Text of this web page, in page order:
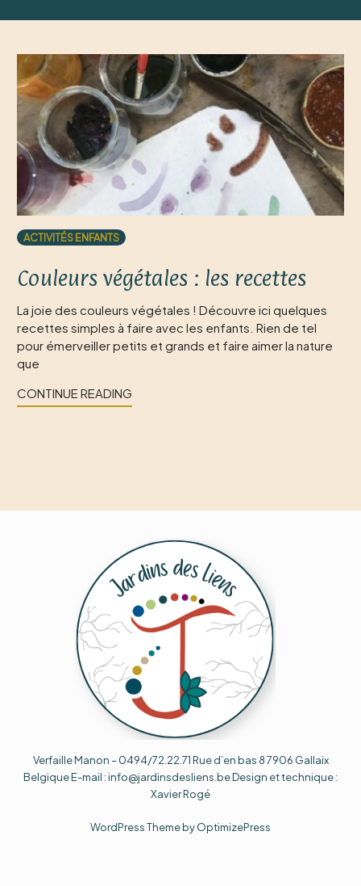
ACTIVITÉS ENFANTS
Couleurs végétales : les recettes
La joie des couleurs végétales ! Découvre ici quelques
recettes simples à faire avec les enfants. Rien de tel
pour émerveiller petits et grands et faire aimer la nature
que
CONTINUE READING
Verfaille Manon – 0494/72.22.71 Rue d’en bas 8 7906 Gallaix
Belgique E-mail : info@jardinsdesliens.be Design et technique :
Xavier Rogé
WordPress Theme by OptimizePress